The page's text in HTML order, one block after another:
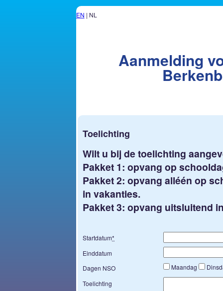
EN | NL
Aanmelding
Toelichting
Wilt u bij de toelichting
Pakket 1: opvang op
Pakket 2: opvang alléén op
in vakanties.
Pakket 3: opvang uitsluitend
Startdatum*
Einddatum
Dagen NSO
Maandag
Toelichting